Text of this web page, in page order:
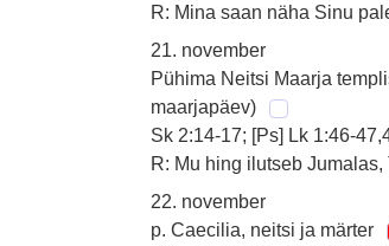
R: Mina saan näha Sinu
21. november
Pühima Neitsi Maarja
maarjapäev)
Sk 2:14-17; [Ps] Lk 1:46-
R: Mu hing ilutseb
22. november
p. Caecilia, neitsi ja märter